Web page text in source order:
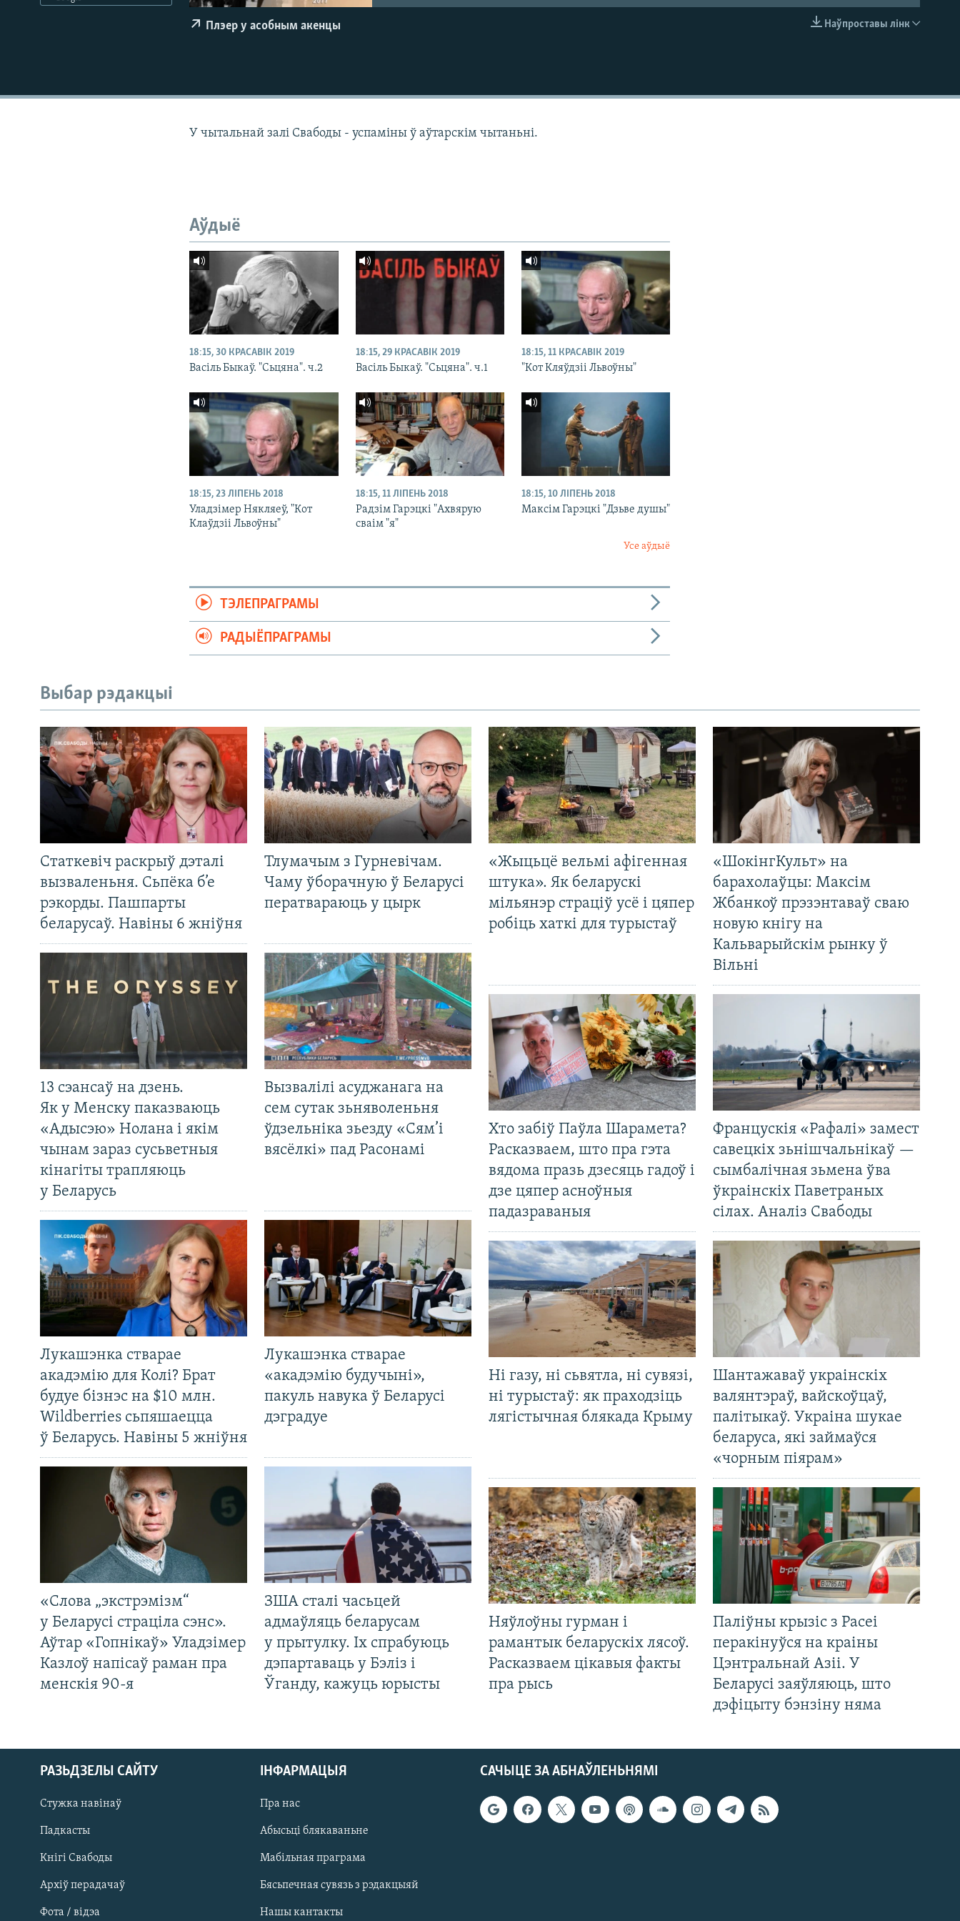
Наўпроставы лінк
Плэер у асобным акенцы
У чытальнай залі Свабоды - успаміны ў аўтарскім чытаньні.
Аўдыё
18:15, 30 КРАСАВІК 2019
Васіль Быкаў. "Сьцяна". ч.2
18:15, 29 КРАСАВІК 2019
Васіль Быкаў. "Сьцяна". ч.1
18:15, 11 КРАСАВІК 2019
"Кот Кляўдзіі Львоўны"
18:15, 23 ЛІПЕНЬ 2018
Уладзімер Някляеў, "Кот
Клаўдзіі Львоўны"
18:15, 11 ЛІПЕНЬ 2018
Радзім Гарэцкі "Ахвярую
сваім "я"
18:15, 10 ЛІПЕНЬ 2018
Максім Гарэцкі "Дзьве душы"
Усе аўдыё
ТЭЛЕПРАГРАМЫ
РАДЫЁПРАГРАМЫ
Выбар рэдакцыі
Статкевіч раскрыў дэталі
вызваленьня. Сьпёка б’е
рэкорды. Пашпарты
беларусаў. Навіны 6 жніўня
Тлумачым з Гурневічам.
Чаму ўборачную ў Беларусі
ператвараюць у цырк
13 сэансаў на дзень.
Як у Менску паказваюць
«Адысэю» Нолана і якім
чынам зараз сусьветныя
кінагіты трапляюць
у Беларусь
Вызвалілі асуджанага на
сем сутак зьняволеньня
ўдзельніка зьезду «Сям’і
вясёлкі» пад Расонамі
Лукашэнка стварае
акадэмію для Колі? Брат
будуе бізнэс на $10 млн.
Wildberries сьпяшаецца
ў Беларусь. Навіны 5 жніўня
Лукашэнка стварае
«акадэмію будучыні»,
пакуль навука ў Беларусі
дэградуе
«Слова „экстрэмізм“
у Беларусі страціла сэнс».
Аўтар «Гопнікаў» Уладзімер
Казлоў напісаў раман пра
менскія 90-я
ЗША сталі часьцей
адмаўляць беларусам
у прытулку. Іх спрабуюць
дэпартаваць у Бэліз і
Ўганду, кажуць юрысты
«Жыцьцё вельмі афігенная
штука». Як беларускі
мільянэр страціў усё і цяпер
робіць хаткі для турыстаў
«ШокінгКульт» на
барахолаўцы: Максім
Жбанкоў прэзэнтаваў сваю
новую кнігу на
Кальварыйскім рынку ў
Вільні
Хто забіў Паўла Шарамета?
Расказваем, што пра гэта
вядома празь дзесяць гадоў і
дзе цяпер асноўныя
падазраваныя
Францускія «Рафалі» замест
савецкіх зьнішчальнікаў —
сымбалічная зьмена ўва
ўкраінскіх Паветраных
сілах. Аналіз Свабоды
Ні газу, ні сьвятла, ні сувязі,
ні турыстаў: як праходзіць
лягістычная блякада Крыму
Шантажаваў украінскіх
валянтэраў, вайскоўцаў,
палітыкаў. Украіна шукае
беларуса, які займаўся
«чорным піярам»
Няўлоўны гурман і
рамантык беларускіх лясоў.
Расказваем цікавыя факты
пра рысь
Паліўны крызіс з Расеі
перакінуўся на краіны
Цэнтральнай Азіі. У
Беларусі заяўляюць, што
дэфіцыту бэнзіну няма
САЧЫЦЕ ЗА АБНАЎЛЕНЬНЯМІ
РАЗЬДЗЕЛЫ САЙТУ
Стужка навінаў
Падкасты
Кнігі Свабоды
Архіў перадачаў
Фота / відэа
ІНФАРМАЦЫЯ
Пра нас
Абысьці блякаваньне
Мабільная праграма
Бясьпечная сувязь з рэдакцыяй
Нашы кантакты